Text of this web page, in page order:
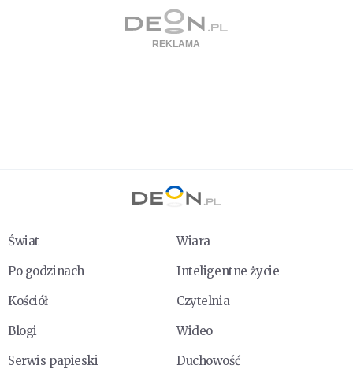
Świat
Wiara
Po godzinach
Inteligentne życie
Kościół
Czytelnia
Blogi
Wideo
Serwis papieski
Duchowość